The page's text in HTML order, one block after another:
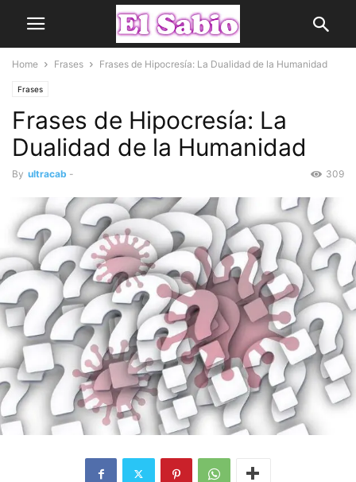
Home Frases Frases de Hipocresía: La Dualidad de la Humanidad
Frases
Frases de Hipocresía: La
Dualidad de la Humanidad
By ultracab - 309